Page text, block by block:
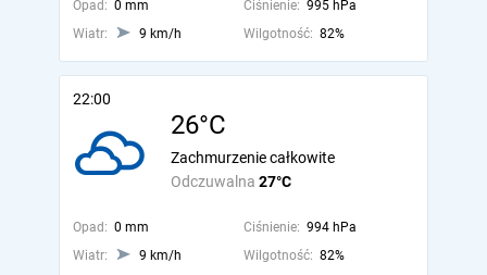
Opad: 0 mm Ciśnienie: 995 hPa
Wiatr:
9 km/h Wilgotność: 82%
22:00
26°C
Odczuwalna 27°C
Zachmurzenie całkowite
Opad: 0 mm Ciśnienie: 994 hPa
Wiatr:
9 km/h Wilgotność: 82%